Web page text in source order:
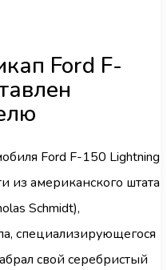
Ford F-
Ford F-150 Lightning
из американского штата
Schmidt),
специализирующегося
свой серебристый